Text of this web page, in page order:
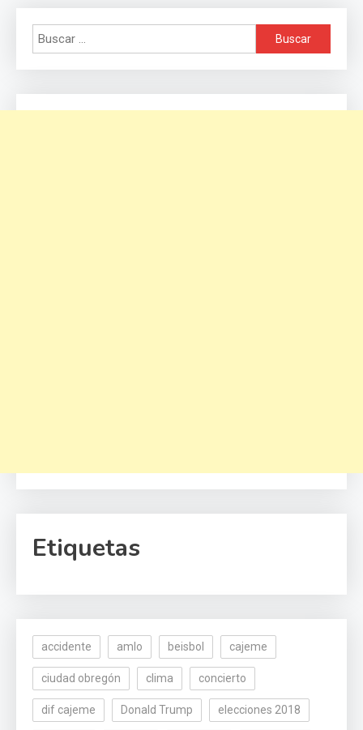
Buscar:
Etiquetas
accidente amlo beisbol cajeme
ciudad obregón clima concierto
dif cajeme Donald Trump elecciones 2018